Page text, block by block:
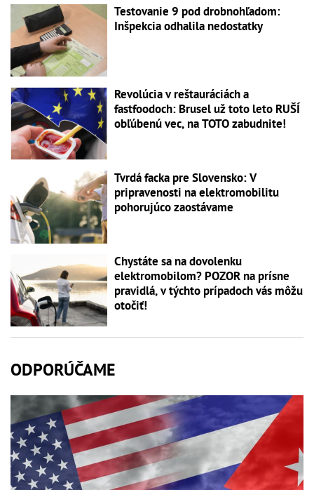
Testovanie 9 pod drobnohľadom:
Inšpekcia odhalila nedostatky
Revolúcia v reštauráciách a
fastfoodoch: Brusel už toto leto RUŠÍ
obľúbenú vec, na TOTO zabudnite!
Tvrdá facka pre Slovensko: V
pripravenosti na elektromobilitu
pohorujúco zaostávame
Chystáte sa na dovolenku
elektromobilom? POZOR na prísne
pravidlá, v týchto prípadoch vás môžu
otočiť!
ODPORÚČAME